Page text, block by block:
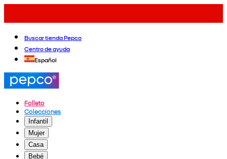
Buscar tienda Pepco
Centro de ayuda
Español
Folleto
Colecciones
Infantil
Mujer
Casa
Bebé